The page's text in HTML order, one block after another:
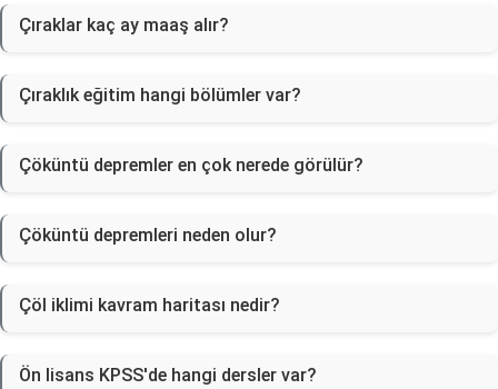
Çıraklar kaç ay maaş alır?
Çıraklık eğitim hangi bölümler var?
Çöküntü depremler en çok nerede görülür?
Çöküntü depremleri neden olur?
Çöl iklimi kavram haritası nedir?
Ön lisans KPSS'de hangi dersler var?